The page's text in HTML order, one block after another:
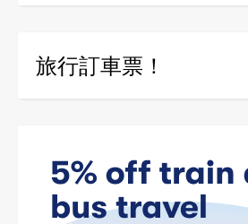
旅行訂車票！